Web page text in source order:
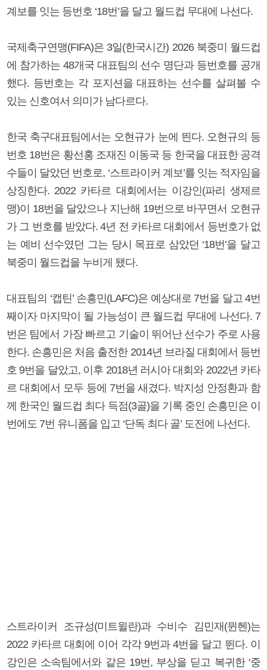
계보를 잇는 등번호 ‘18번’을 달고 월드컵 무대에 나선다.
국제축구연맹(FIFA)은 3일(한국시간) 2026 북중미 월드컵
에 참가하는 48개국 대표팀의 선수 명단과 등번호를 공개
했다. 등번호는 각 포지션을 대표하는 선수를 살펴볼 수
있는 신호여서 의미가 남다르다.
한국 축구대표팀에서는 오현규가 눈에 띈다. 오현규의 등
번호 18번은 황선홍 조재진 이동국 등 한국을 대표한 공격
수들이 달았던 번호로, ‘스트라이커 계보’를 잇는 적자임을
상징한다. 2022 카타르 대회에서는 이강인(파리 생제르
맹)이 18번을 달았으나 지난해 19번으로 바꾸면서 오현규
가 그 번호를 받았다. 4년 전 카타르 대회에서 등번호가 없
는 예비 선수였던 그는 당시 목표로 삼았던 ‘18번’을 달고
북중미 월드컵을 누비게 됐다.
대표팀의 ‘캡틴’ 손흥민(LAFC)은 예상대로 7번을 달고 4번
째이자 마지막이 될 가능성이 큰 월드컵 무대에 나선다. 7
번은 팀에서 가장 빠르고 기술이 뛰어난 선수가 주로 사용
한다. 손흥민은 처음 출전한 2014년 브라질 대회에서 등번
호 9번을 달았고, 이후 2018년 러시아 대회와 2022년 카타
르 대회에서 모두 등에 7번을 새겼다. 박지성 안정환과 함
께 한국인 월드컵 최다 득점(3골)을 기록 중인 손흥민은 이
번에도 7번 유니폼을 입고 ‘단독 최다 골’ 도전에 나선다.
스트라이커 조규성(미트윌란)과 수비수 김민재(뮌헨)는
2022 카타르 대회에 이어 각각 9번과 4번을 달고 뛴다. 이
강인은 소속팀에서와 같은 19번, 부상을 딛고 복귀한 ‘중